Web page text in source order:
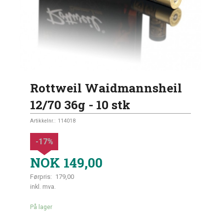
Rottweil Waidmannsheil
12/70 36g - 10 stk
Artikkelnr.: 114018
NOK 149,00
Førpris: 179,00
Rabatt
-17%
inkl. mva.
På lager